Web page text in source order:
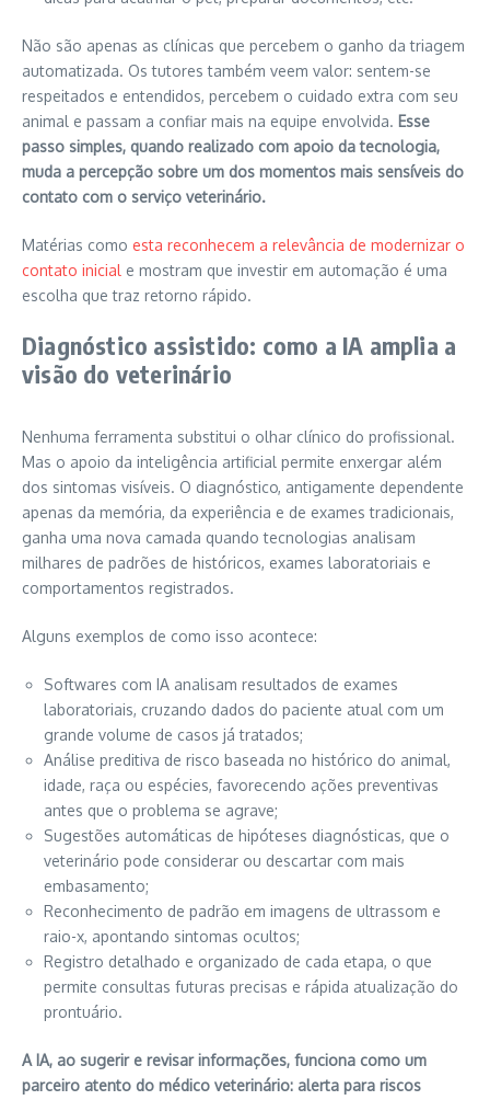
Não são apenas as clínicas que percebem o ganho da triagem
automatizada. Os tutores também veem valor: sentem-se
respeitados e entendidos, percebem o cuidado extra com seu
animal e passam a confiar mais na equipe envolvida. Esse
passo simples, quando realizado com apoio da tecnologia,
muda a percepção sobre um dos momentos mais sensíveis do
contato com o serviço veterinário.
Matérias como esta reconhecem a relevância de modernizar o
contato inicial e mostram que investir em automação é uma
escolha que traz retorno rápido.
Diagnóstico assistido: como a IA amplia a
visão do veterinário
Nenhuma ferramenta substitui o olhar clínico do profissional.
Mas o apoio da inteligência artificial permite enxergar além
dos sintomas visíveis. O diagnóstico, antigamente dependente
apenas da memória, da experiência e de exames tradicionais,
ganha uma nova camada quando tecnologias analisam
milhares de padrões de históricos, exames laboratoriais e
comportamentos registrados.
Alguns exemplos de como isso acontece:
Softwares com IA analisam resultados de exames
laboratoriais, cruzando dados do paciente atual com um
grande volume de casos já tratados;
Análise preditiva de risco baseada no histórico do animal,
idade, raça ou espécies, favorecendo ações preventivas
antes que o problema se agrave;
Sugestões automáticas de hipóteses diagnósticas, que o
veterinário pode considerar ou descartar com mais
embasamento;
Reconhecimento de padrão em imagens de ultrassom e
raio-x, apontando sintomas ocultos;
Registro detalhado e organizado de cada etapa, o que
permite consultas futuras precisas e rápida atualização do
prontuário.
A IA, ao sugerir e revisar informações, funciona como um
parceiro atento do médico veterinário: alerta para riscos